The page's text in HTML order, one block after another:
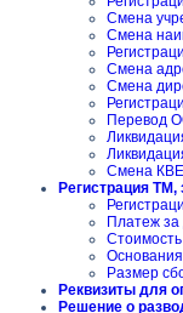
Смена
Смена
Смена
Смена
Перевод
Смена
Регистрация ТМ,
Платеж
Стоимость
Размер
Реквизиты для
Решение о